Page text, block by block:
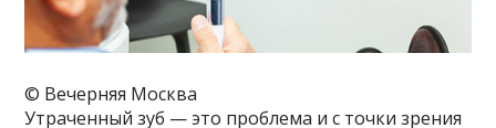
© Вечерняя Москва
Утраченный зуб — это проблема и с точки зрения